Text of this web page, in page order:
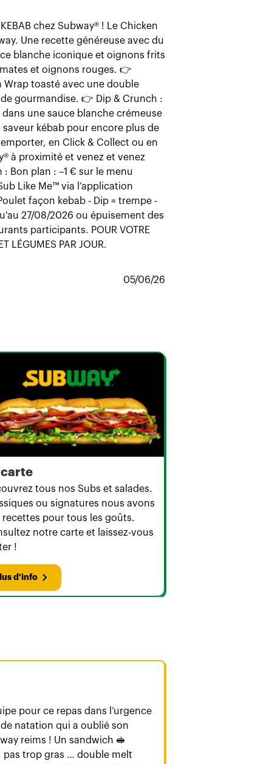
chez Subway® ! Le Chicken
Une recette généreuse avec du
blanche iconique et oignons frits
et oignons rouges. 👉
Wrap toasté avec une double
gourmandise. 👉 Dip & Crunch :
une sauce blanche crémeuse
kébab pour encore plus de
en Click & Collect ou en
à proximité et venez et venez
: Bon plan : –1 € sur le menu
Like Me™ via l’application
façon kebab - Dip = trempe -
27/08/2026 ou épuisement des
participants. POUR VOTRE
LÉGUMES PAR JOUR.
05/06/26
carte
tous nos Subs et salades.
ou signatures nous avons
recettes pour tous les goûts.
notre carte et laissez-vous
!
d'info
pour ce repas dans l’urgence
natation qui a oublié son